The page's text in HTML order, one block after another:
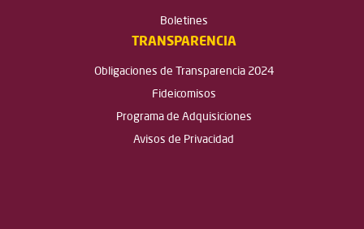
Boletines
TRANSPARENCIA
Obligaciones de Transparencia 2024
Fideicomisos
Programa de Adquisiciones
Avisos de Privacidad